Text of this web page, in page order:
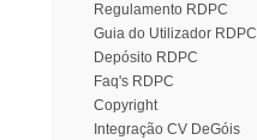
Regulamento RDPC
Guia do Utilizador RDPC
Depósito RDPC
Faq's RDPC
Copyright
Integração CV DeGóis